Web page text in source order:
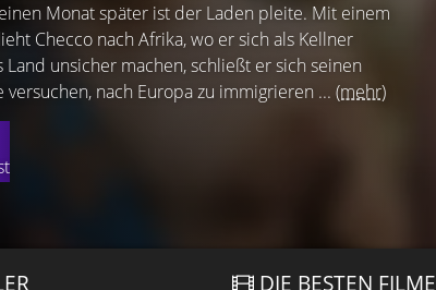
Monat später ist der Laden pleite. Mit einem
Checco nach Afrika, wo er sich als Kellner
unsicher machen, schließt er sich seinen
nach Europa zu immigrieren ... (mehr)
DIE BESTEN FILME